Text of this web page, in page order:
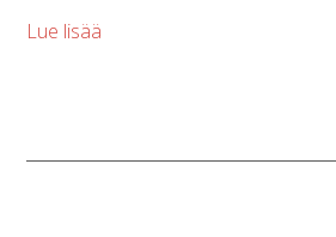
Lue lisää